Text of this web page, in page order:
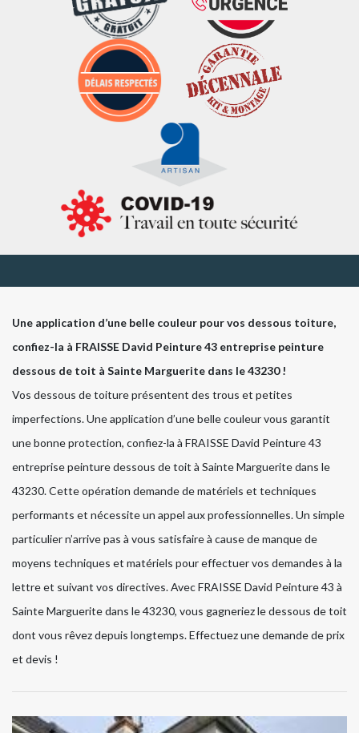
Une application d’une belle couleur pour vos dessous toiture,
confiez-la à FRAISSE David Peinture 43 entreprise peinture
dessous de toit à Sainte Marguerite dans le 43230 !
Vos dessous de toiture présentent des trous et petites
imperfections. Une application d’une belle couleur vous garantit
une bonne protection, confiez-la à FRAISSE David Peinture 43
entreprise peinture dessous de toit à Sainte Marguerite dans le
43230. Cette opération demande de matériels et techniques
performants et nécessite un appel aux professionnelles. Un simple
particulier n’arrive pas à vous satisfaire à cause de manque de
moyens techniques et matériels pour effectuer vos demandes à la
lettre et suivant vos directives. Avec FRAISSE David Peinture 43 à
Sainte Marguerite dans le 43230, vous gagneriez le dessous de toit
dont vous rêvez depuis longtemps. Effectuez une demande de prix
et devis !